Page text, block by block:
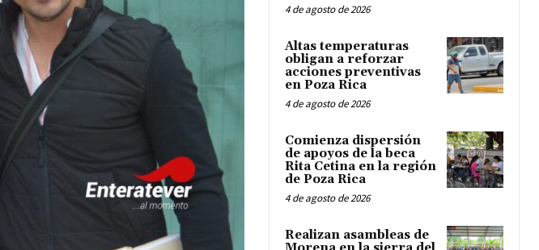
4 de agosto de 2026
Altas temperaturas
obligan a reforzar
acciones preventivas
en Poza Rica
4 de agosto de 2026
Comienza dispersión
de apoyos de la beca
Rita Cetina en la región
de Poza Rica
4 de agosto de 2026
Realizan asambleas de